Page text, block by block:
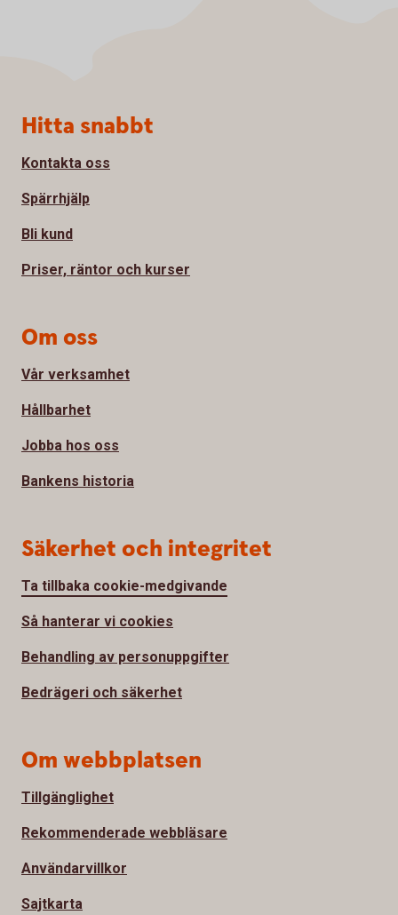
Sidfot
Hitta snabbt
Kontakta oss
Spärrhjälp
Bli kund
Priser, räntor och kurser
Om oss
Vår verksamhet
Hållbarhet
Jobba hos oss
Bankens historia
Säkerhet och integritet
Ta tillbaka cookie-medgivande
Så hanterar vi cookies
Behandling av personuppgifter
Bedrägeri och säkerhet
Om webbplatsen
Tillgänglighet
Rekommenderade webbläsare
Användarvillkor
Sajtkarta